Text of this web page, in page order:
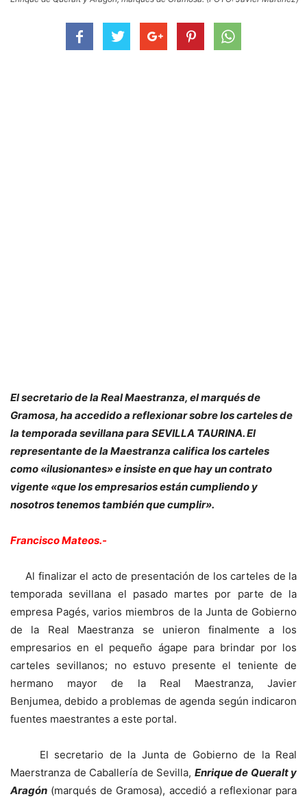
El secretario de la Real Maestranza, el marqués de
Gramosa, ha accedido a reflexionar sobre los carteles de
la temporada sevillana para SEVILLA TAURINA. El
representante de la Maestranza califica los carteles
como «ilusionantes» e insiste en que hay un contrato
vigente «que los empresarios están cumpliendo y
nosotros tenemos también que cumplir».
Francisco Mateos.-
Al finalizar el acto de presentación de los carteles de la
temporada sevillana el pasado martes por parte de la
empresa Pagés, varios miembros de la Junta de Gobierno
de la Real Maestranza se unieron finalmente a los
empresarios en el pequeño ágape para brindar por los
carteles sevillanos; no estuvo presente el teniente de
hermano mayor de la Real Maestranza, Javier
Benjumea, debido a problemas de agenda según indicaron
fuentes maestrantes a este portal.
El secretario de la Junta de Gobierno de la Real
Maerstranza de Caballería de Sevilla, Enrique de Queralt y
Aragón (marqués de Gramosa), accedió a reflexionar para